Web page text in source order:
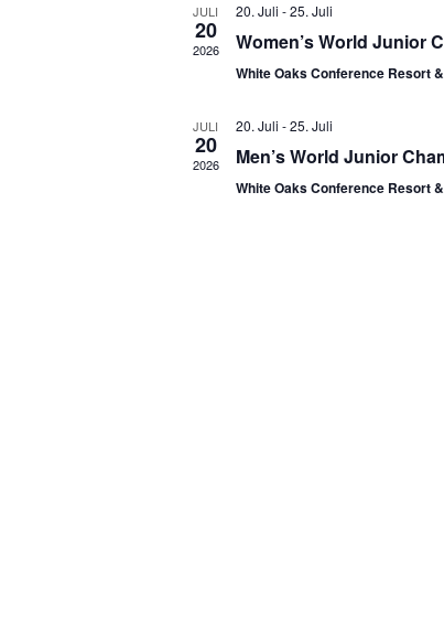
JULI
20
2026
20. Juli -25. Juli
Women’s World Junior
White Oaks Conference Resort
JULI
20
2026
20. Juli -25. Juli
Men’s World Junior
White Oaks Conference Resort